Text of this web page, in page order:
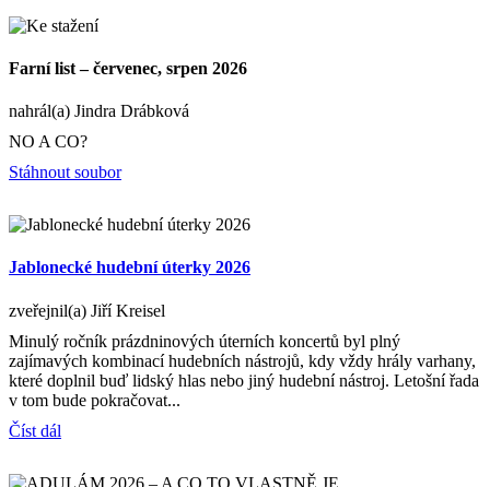
Farní list – červenec, srpen 2026
nahrál(a) Jindra Drábková
NO A CO?
Stáhnout soubor
Jablonecké hudební úterky 2026
zveřejnil(a) Jiří Kreisel
Minulý ročník prázdninových úterních koncertů byl plný
zajímavých kombinací hudebních nástrojů, kdy vždy hrály varhany,
které doplnil buď lidský hlas nebo jiný hudební nástroj. Letošní řada
v tom bude pokračovat...
Číst dál